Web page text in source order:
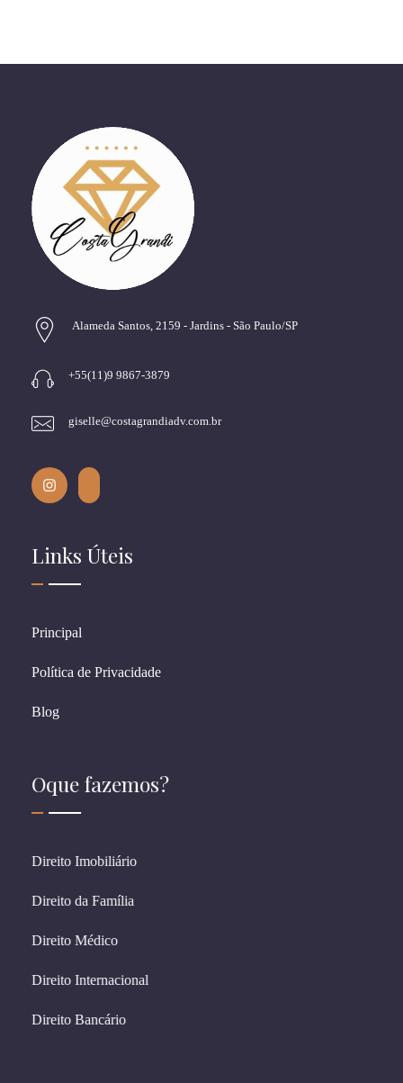
Alameda Santos, 2159 - Jardins - São Paulo/SP
+55(11)9 9867-3879
giselle@costagrandiadv.com.br
Links Úteis
Principal
Política de Privacidade
Blog
Oque fazemos?
Direito Imobiliário
Direito da Família
Direito Médico
Direito Internacional
Direito Bancário